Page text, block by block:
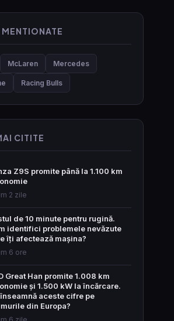
McLaren Mercedes
Racing Bulls
CITITE
Z9S promite până la 1.100 km
2 zile
de 10 minute pentru rugină.
identifici problemele nevăzute
îți afectează mașina?
6 ore
Great Han promite 1.008 km
și 1.500 kW la încărcare.
aceste cifre pe
din Europa?